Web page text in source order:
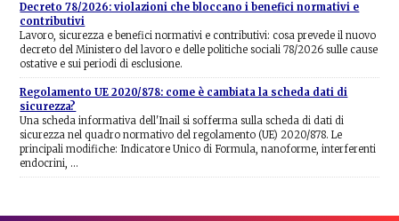
Decreto 78/2026: violazioni che bloccano i benefici normativi e
contributivi
Lavoro, sicurezza e benefici normativi e contributivi: cosa prevede il nuovo
decreto del Ministero del lavoro e delle politiche sociali 78/2026 sulle cause
ostative e sui periodi di esclusione.
Regolamento UE 2020/878: come è cambiata la scheda dati di
sicurezza?
Una scheda informativa dell'Inail si sofferma sulla scheda di dati di
sicurezza nel quadro normativo del regolamento (UE) 2020/878. Le
principali modifiche: Indicatore Unico di Formula, nanoforme, interferenti
endocrini, …